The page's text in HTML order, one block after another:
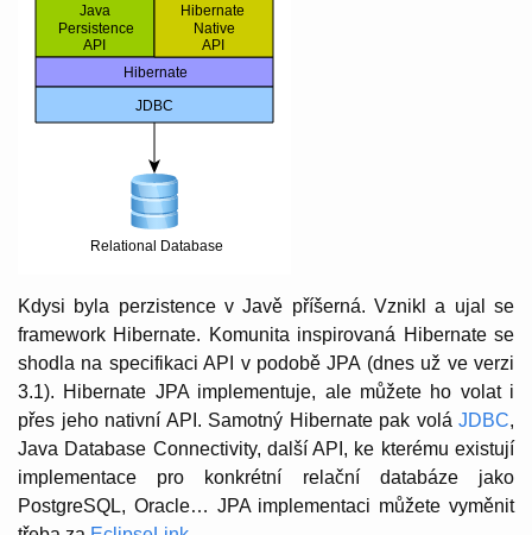
Kdysi byla perzistence v Javě příšerná. Vznikl a ujal se
framework Hibernate. Komunita inspirovaná Hibernate se
shodla na specifikaci API v podobě JPA (dnes už ve verzi
3.1). Hibernate JPA implementuje, ale můžete ho volat i
přes jeho nativní API. Samotný Hibernate pak volá JDBC,
Java Database Connectivity, další API, ke kterému existují
implementace pro konkrétní relační databáze jako
PostgreSQL, Oracle… JPA implementaci můžete vyměnit